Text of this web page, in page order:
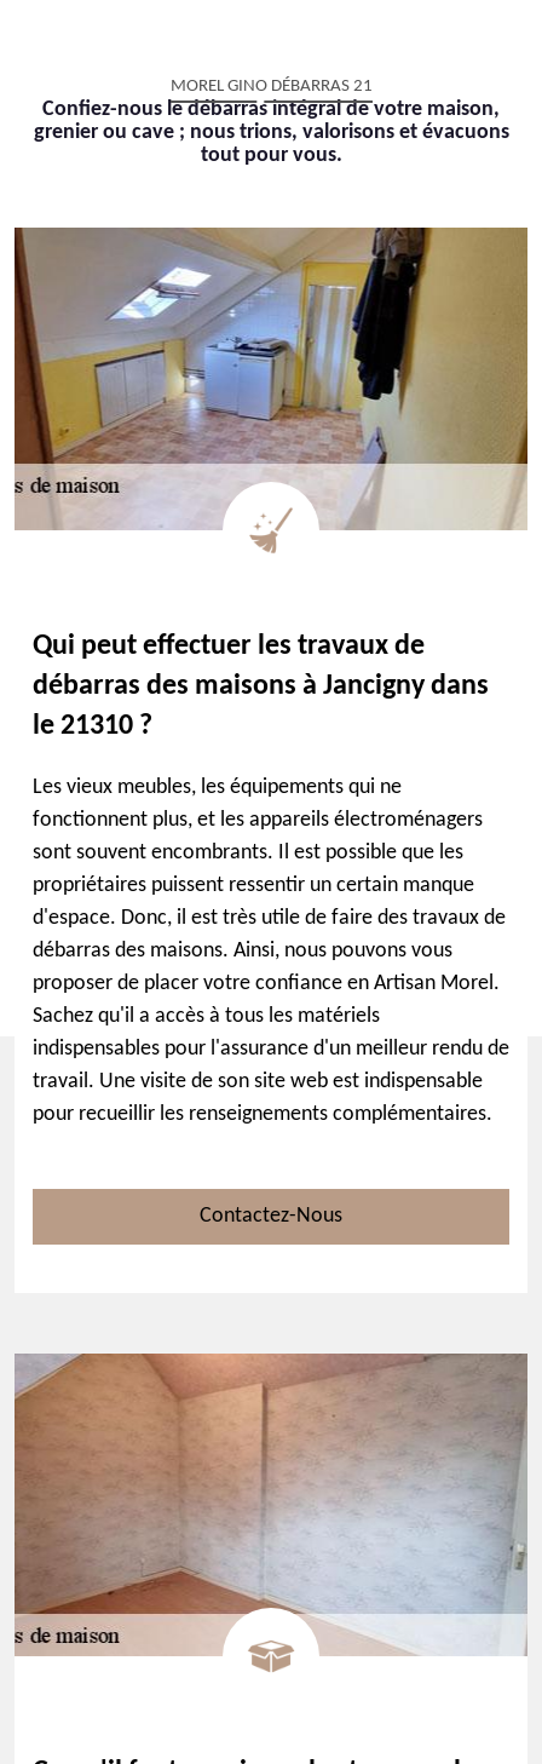
MOREL GINO DÉBARRAS 21
Confiez-nous le débarras intégral de votre maison,
grenier ou cave ; nous trions, valorisons et évacuons
tout pour vous.
Qui peut effectuer les travaux de
débarras des maisons à Jancigny dans
le 21310 ?
Les vieux meubles, les équipements qui ne
fonctionnent plus, et les appareils électroménagers
sont souvent encombrants. Il est possible que les
propriétaires puissent ressentir un certain manque
d'espace. Donc, il est très utile de faire des travaux de
débarras des maisons. Ainsi, nous pouvons vous
proposer de placer votre confiance en Artisan Morel.
Sachez qu'il a accès à tous les matériels
indispensables pour l'assurance d'un meilleur rendu de
travail. Une visite de son site web est indispensable
pour recueillir les renseignements complémentaires.
Contactez-Nous